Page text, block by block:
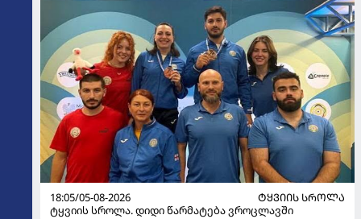
18:05/05-08-2026
ᲢᲧᲕᲘᲘᲡ ᲡᲠᲝᲚᲐ
ტყვიის სროლა. დიდი წარმატება ვროცლავში